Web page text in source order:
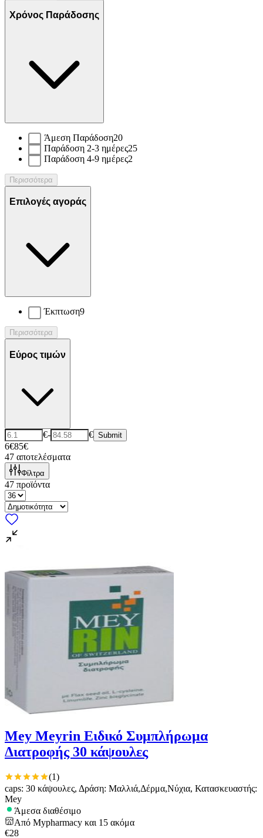
Χρόνος Παράδοσης
Άμεση Παράδοση20
Παράδοση 2-3 ημέρες25
Παράδοση 4-9 ημέρες2
Περισσότερα
Επιλογές αγοράς
Έκπτωση9
Περισσότερα
Εύρος τιμών
€- € Submit
6€85€
47 αποτελέσματα
Φίλτρα
47 προϊόντα
Mey Meyrin Ειδικό Συμπλήρωμα
Διατροφής 30 κάψουλες
(1)
caps: 30 κάψουλες, Δράση: Μαλλιά,Δέρμα,Νύχια, Κατασκευαστής:
Mey
Άμεσα διαθέσιμο
Από Mypharmacy και 15 ακόμα
€28